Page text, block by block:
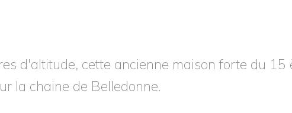
d'altitude, cette ancienne maison forte du 15
la chaine de Belledonne.